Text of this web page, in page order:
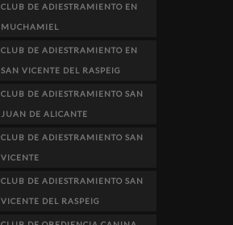
CLUB DE ADIESTRAMIENTO EN
MUCHAMIEL
CLUB DE ADIESTRAMIENTO EN
SAN VICENTE DEL RASPEIG
CLUB DE ADIESTRAMIENTO SAN
JUAN DE ALICANTE
CLUB DE ADIESTRAMIENTO SAN
VICENTE
CLUB DE ADIESTRAMIENTO SAN
VICENTE DEL RASPEIG